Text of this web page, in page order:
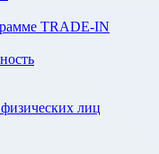
TRADE-IN
лиц